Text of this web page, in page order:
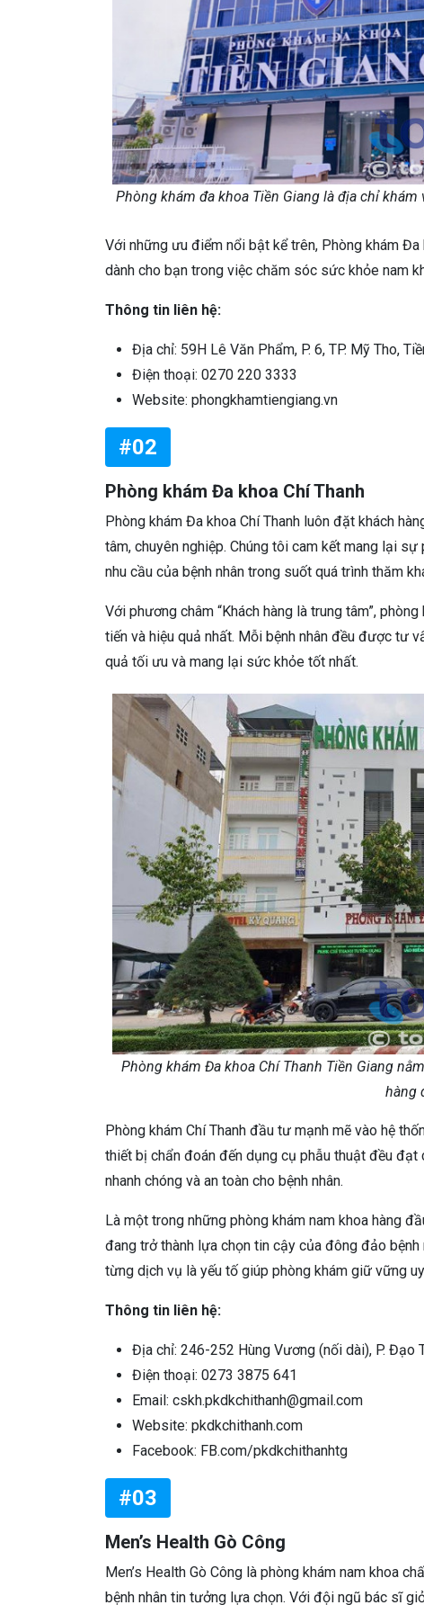
Phòng khám đa khoa Tiền Giang là địa chỉ
Với những ưu điểm nổi bật kể trên, Phòng khám
dành cho bạn trong việc chăm sóc sức khỏe nam
Thông tin liên hệ:
Địa chỉ: 59H Lê Văn Phẩm, P. 6, TP. Mỹ Tho,
Điện thoại: 0270 220 3333
Website: phongkhamtiengiang.vn
#02
Phòng khám Đa khoa Chí Thanh
Phòng khám Đa khoa Chí Thanh luôn đặt khách
tâm, chuyên nghiệp. Chúng tôi cam kết mang lại
nhu cầu của bệnh nhân trong suốt quá trình thăm
Với phương châm “Khách hàng là trung tâm”,
tiến và hiệu quả nhất. Mỗi bệnh nhân đều được tư
quả tối ưu và mang lại sức khỏe tốt nhất.
Phòng khám Đa khoa Chí Thanh Tiền Giang
hàng
Phòng khám Chí Thanh đầu tư mạnh mẽ vào hệ
thiết bị chẩn đoán đến dụng cụ phẫu thuật đều đạt
nhanh chóng và an toàn cho bệnh nhân.
Là một trong những phòng khám nam khoa hàng
đang trở thành lựa chọn tin cậy của đông đảo
từng dịch vụ là yếu tố giúp phòng khám giữ vững
Thông tin liên hệ:
Địa chỉ: 246-252 Hùng Vương (nối dài), P. Đạo
Điện thoại: 0273 3875 641
Email: cskh.pkdkchithanh@gmail.com
Website: pkdkchithanh.com
Facebook: FB.com/pkdkchithanhtg
#03
Men’s Health Gò Công
Men’s Health Gò Công là phòng khám nam khoa
bệnh nhân tin tưởng lựa chọn. Với đội ngũ bác sĩ